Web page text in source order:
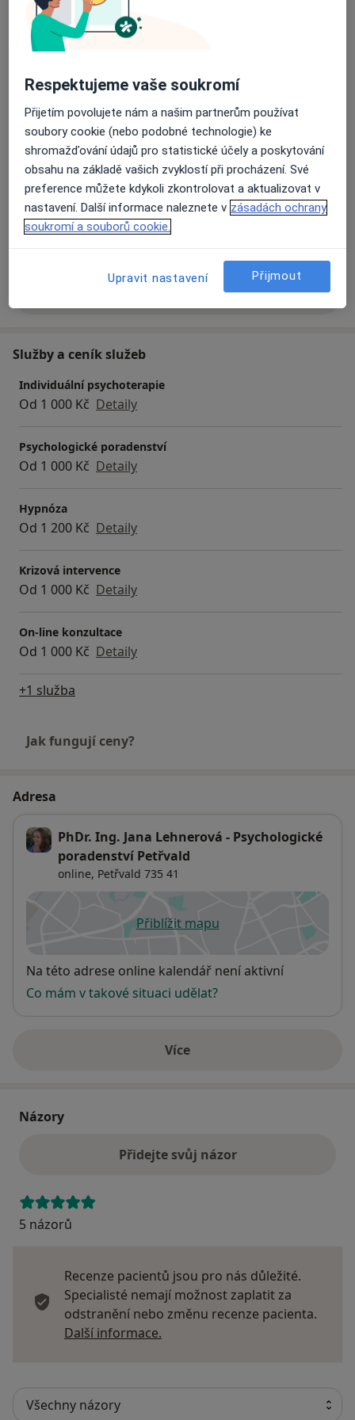
Dětská psychologie
Rodinná terapie
Psychosomatika
Více
Hlavní léčená onemocnění
Krize Emocionální krize
Agresivní chování
Únava
Vztahová krize +14a11y_sr_more_diseases
Pacienti, které ošetřuji
Dospělí
Služby a ceník služeb
Individuální psychoterapie
Od 1 000 Kč Detaily
Psychologické poradenství
Od 1 000 Kč Detaily
Hypnóza
Od 1 200 Kč Detaily
Krizová intervence
Od 1 000 Kč Detaily
On-line konzultace
Od 1 000 Kč Detaily
+1 služba
Jak fungují ceny?
Adresa
PhDr. Ing. Jana Lehnerová - Psychologické
poradenství Petřvald
online, Petřvald 735 41
Přiblížit mapuse otevře v nové záložce
Dostupnost
Na této adrese online kalendář není aktivní
Co mám v takové situaci udělat?
Víceo adrese
Názory
Přidejte svůj názor
5 názorů
Recenze pacientů jsou pro nás důležité.
Specialisté nemají možnost zaplatit za
odstranění nebo změnu recenze pacienta.
Další informace.
Respektujeme vaše soukromí
Přijetím povolujete nám a našim partnerům používat
soubory cookie (nebo podobné technologie) ke
shromažďování údajů pro statistické účely a poskytování
obsahu na základě vašich zvyklostí při procházení. Své
preference můžete kdykoli zkontrolovat a aktualizovat v
nastavení. Další informace naleznete v zásadách ochrany
soukromí a souborů cookie.
Upravit nastavení Přijmout